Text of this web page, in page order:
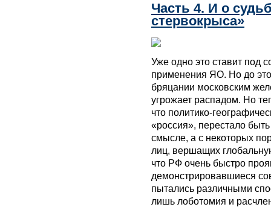
Часть 4. И о
стервокрыса»
Уже одно это ставит под
применения ЯО. Но до
бряцании московским
угрожает распадом. Но
что политико-
«россия», перестало
смысле, а с некоторых
лиц, вершащих
что РФ очень быстро
демонстрировавшиеся
пытались различными
лишь лоботомия и